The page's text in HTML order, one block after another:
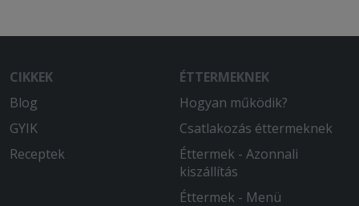
CIKKEK
Blog
GYIK
Receptek
ÉTTERMEKNEK
Hogyan működik?
Csatlakozás éttermeknek
Éttermek - Azonnali
kiszállítás
Éttermek - Menü